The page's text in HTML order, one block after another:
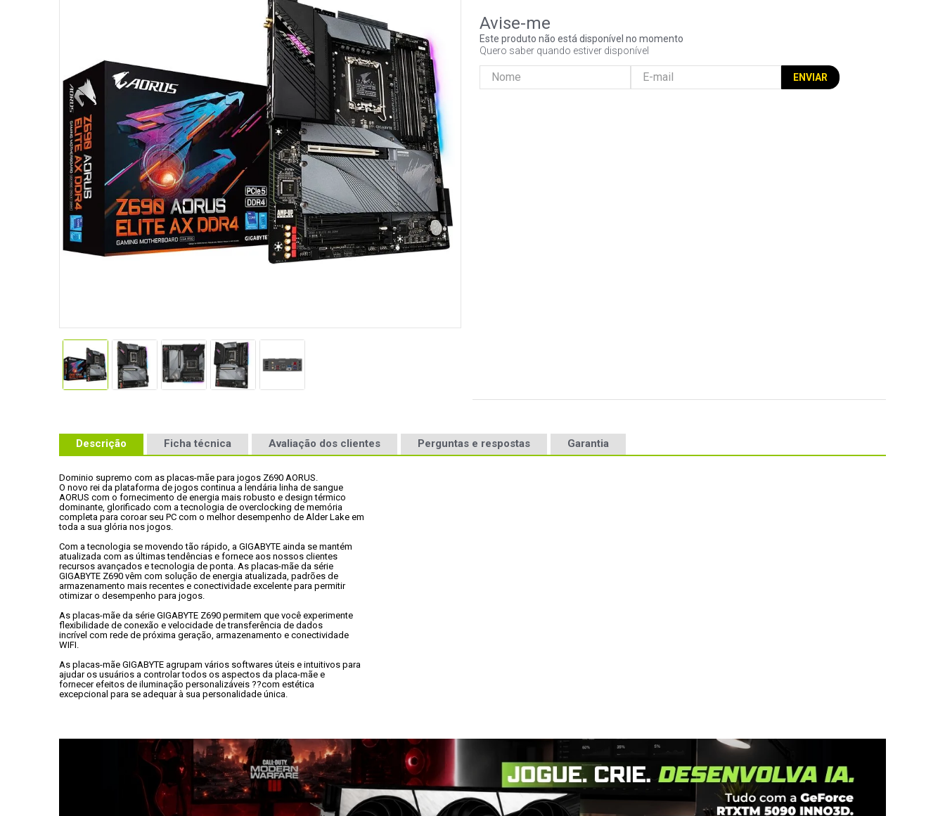
Este produto não está disponível no momento
Quero saber quando estiver disponível
ENVIAR
Descrição Ficha técnica Avaliação dos clientes Perguntas e respostas Garantia
Dominio supremo com as placas-mãe para jogos Z690 AORUS.
O novo rei da plataforma de jogos continua a lendária linha de sangue
AORUS com o fornecimento de energia mais robusto e design térmico
dominante, glorificado com a tecnologia de overclocking de memória
completa para coroar seu PC com o melhor desempenho de Alder Lake em
toda a sua glória nos jogos.
Com a tecnologia se movendo tão rápido, a GIGABYTE ainda se mantém
atualizada com as últimas tendências e fornece aos nossos clientes
recursos avançados e tecnologia de ponta. As placas-mãe da série
GIGABYTE Z690 vêm com solução de energia atualizada, padrões de
armazenamento mais recentes e conectividade excelente para permitir
otimizar o desempenho para jogos.
As placas-mãe da série GIGABYTE Z690 permitem que você experimente
flexibilidade de conexão e velocidade de transferência de dados
incrível com rede de próxima geração, armazenamento e conectividade
WIFI.
As placas-mãe GIGABYTE agrupam vários softwares úteis e intuitivos para
ajudar os usuários a controlar todos os aspectos da placa-mãe e
fornecer efeitos de iluminação personalizáveis ??com estética
excepcional para se adequar à sua personalidade única.
hd